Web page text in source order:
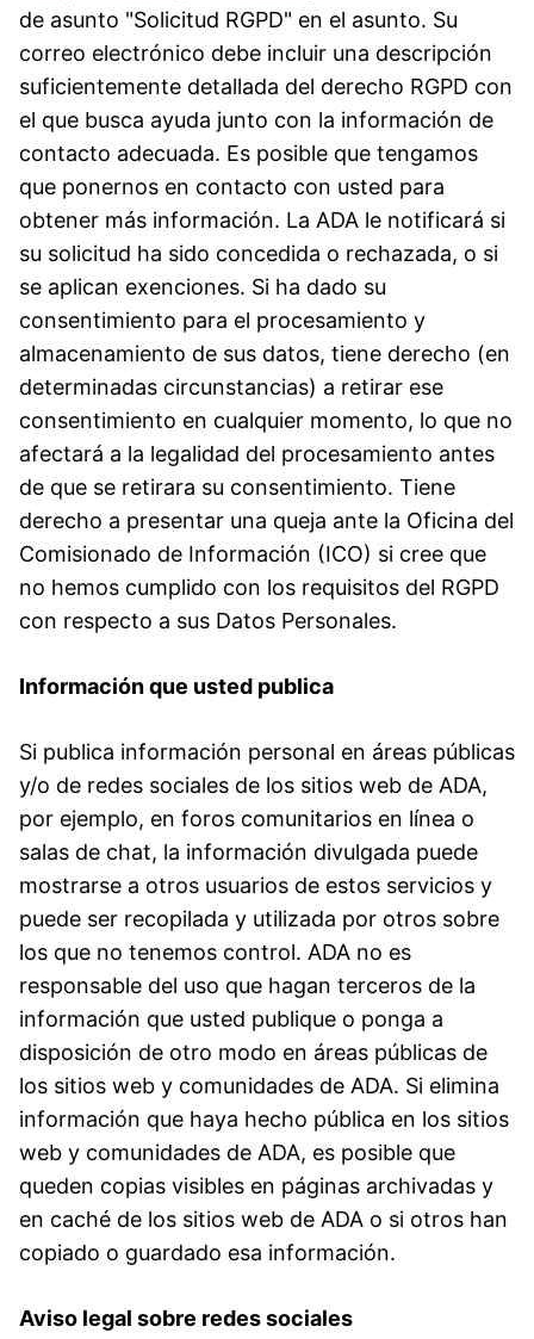
de asunto "Solicitud RGPD" en el asunto. Su
correo electrónico debe incluir una descripción
suficientemente detallada del derecho RGPD con
el que busca ayuda junto con la información de
contacto adecuada. Es posible que tengamos
que ponernos en contacto con usted para
obtener más información. La ADA le notificará si
su solicitud ha sido concedida o rechazada, o si
se aplican exenciones. Si ha dado su
consentimiento para el procesamiento y
almacenamiento de sus datos, tiene derecho (en
determinadas circunstancias) a retirar ese
consentimiento en cualquier momento, lo que no
afectará a la legalidad del procesamiento antes
de que se retirara su consentimiento. Tiene
derecho a presentar una queja ante la Oficina del
Comisionado de Información (ICO) si cree que
no hemos cumplido con los requisitos del RGPD
con respecto a sus Datos Personales.
Información que usted publica
Si publica información personal en áreas públicas
y/o de redes sociales de los sitios web de ADA,
por ejemplo, en foros comunitarios en línea o
salas de chat, la información divulgada puede
mostrarse a otros usuarios de estos servicios y
puede ser recopilada y utilizada por otros sobre
los que no tenemos control. ADA no es
responsable del uso que hagan terceros de la
información que usted publique o ponga a
disposición de otro modo en áreas públicas de
los sitios web y comunidades de ADA. Si elimina
información que haya hecho pública en los sitios
web y comunidades de ADA, es posible que
queden copias visibles en páginas archivadas y
en caché de los sitios web de ADA o si otros han
copiado o guardado esa información.
Aviso legal sobre redes sociales